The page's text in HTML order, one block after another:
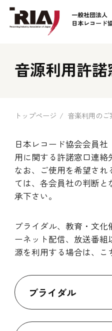
音源利用許
トップページ 音楽利用のご
日本レコード協会会員
用に関する許諾窓口連絡
なお、ご使用を希望され
ては、各会員社の判断
承下さい。
ブライダル、教育・文
ーネット配信、放送番
源を利用する場合は、こ
ブライダル